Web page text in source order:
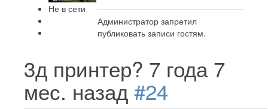
Не в сети
Администратор запретил
публиковать записи гостям.
3д принтер? 7 года 7
мес. назад #24